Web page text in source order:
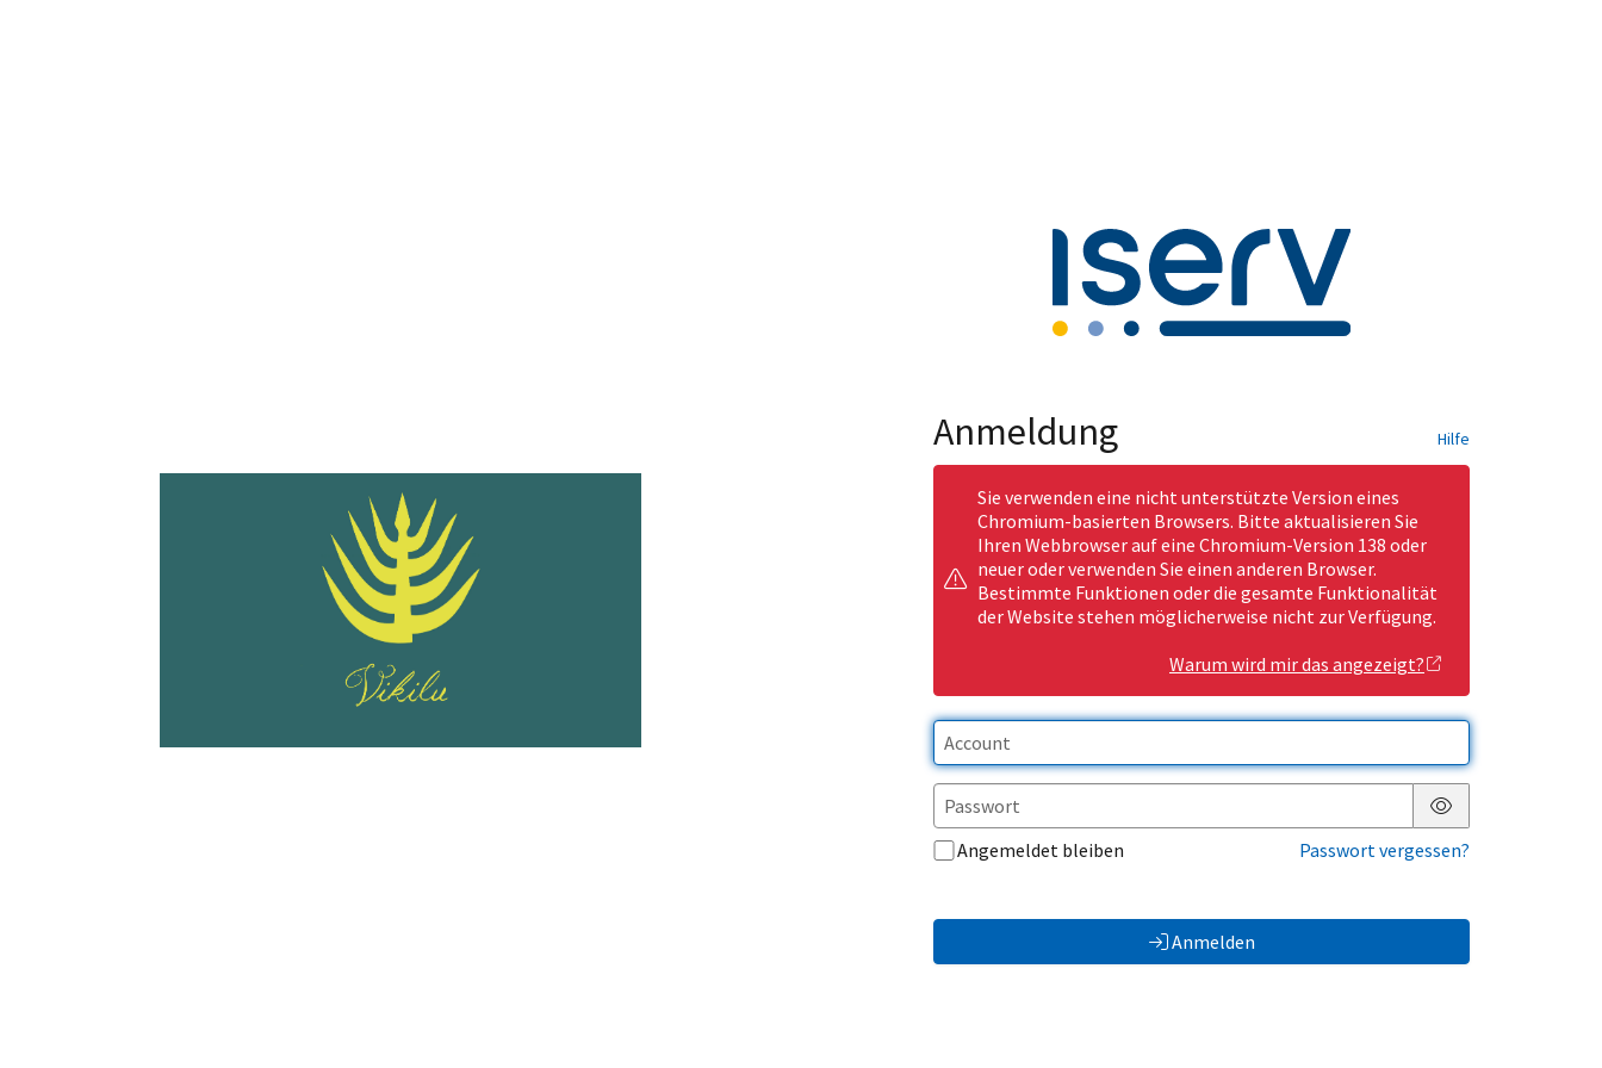
Anmeldung Hilfe
Sie verwenden eine nicht unterstützte Version eines
Chromium-basierten Browsers. Bitte aktualisieren Sie
Ihren Webbrowser auf eine Chromium-Version 138 oder
neuer oder verwenden Sie einen anderen Browser.
Bestimmte Funktionen oder die gesamte Funktionalität
der Website stehen möglicherweise nicht zur Verfügung.
Warum wird mir das angezeigt?
Passwort anzeigen
Angemeldet bleiben
Passwort vergessen?
Anmelden